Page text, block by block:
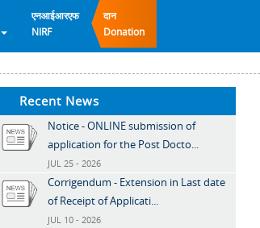
एनआईआरएफ
NIRF
दान
Donation
Recent News
Notice - ONLINE submission of
application for the Post Docto...
JUL 25 - 2026
Corrigendum - Extension in Last date
of Receipt of Applicati...
JUL 10 - 2026